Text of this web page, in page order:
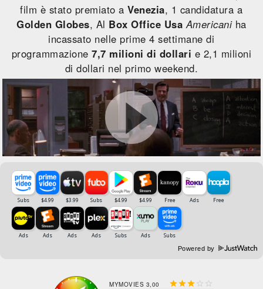
film è stato premiato aVenezia, 1 candidatura a
Golden Globes, Al Box Office Usa Americaniha
incassato nelle prime 4 settimane di
programmazione7,7 milioni di dollari e 2,1 milioni
di dollari nel primo weekend.
Powered by
MYMOVIES 3,00   